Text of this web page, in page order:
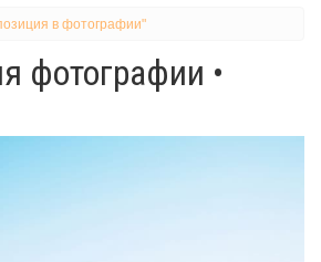
в фотографии"
фотографии •